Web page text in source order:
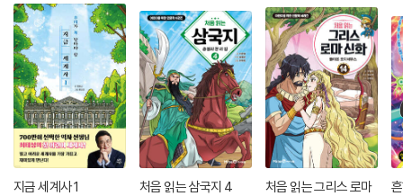
지금 세계사 1 처음 읽는 삼국지 4
처음 읽는 그리스 로마